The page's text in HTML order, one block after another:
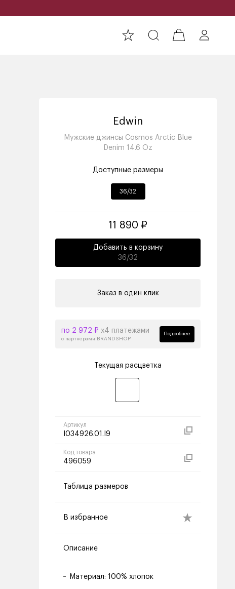
Edwin
Мужские джинсы Cosmos Arctic Blue
Denim 14.6 Oz
Доступные размеры
36/32
11 890 ₽
Добавить в корзину
36/32
Заказ в один клик
по 2 972 ₽ х4 платежами
с партнерами BRANDSHOP
Подробнее
Текущая расцветка
Артикул
I034926.01.I9
Код товара
496059
Таблица размеров
В избранное
Описание
Материал: 100% хлопок